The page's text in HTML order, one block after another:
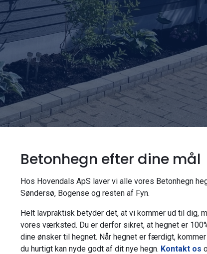
Betonhegn efter dine mål
Hos Hovendals ApS laver vi alle vores Betonhegn
Søndersø, Bogense og resten af Fyn.
Helt lavpraktisk betyder det, at vi kommer ud til dig,
vores værksted. Du er derfor sikret, at hegnet er
dine ønsker til hegnet. Når hegnet er færdigt,
du hurtigt kan nyde godt af dit nye hegn. Kontakt os